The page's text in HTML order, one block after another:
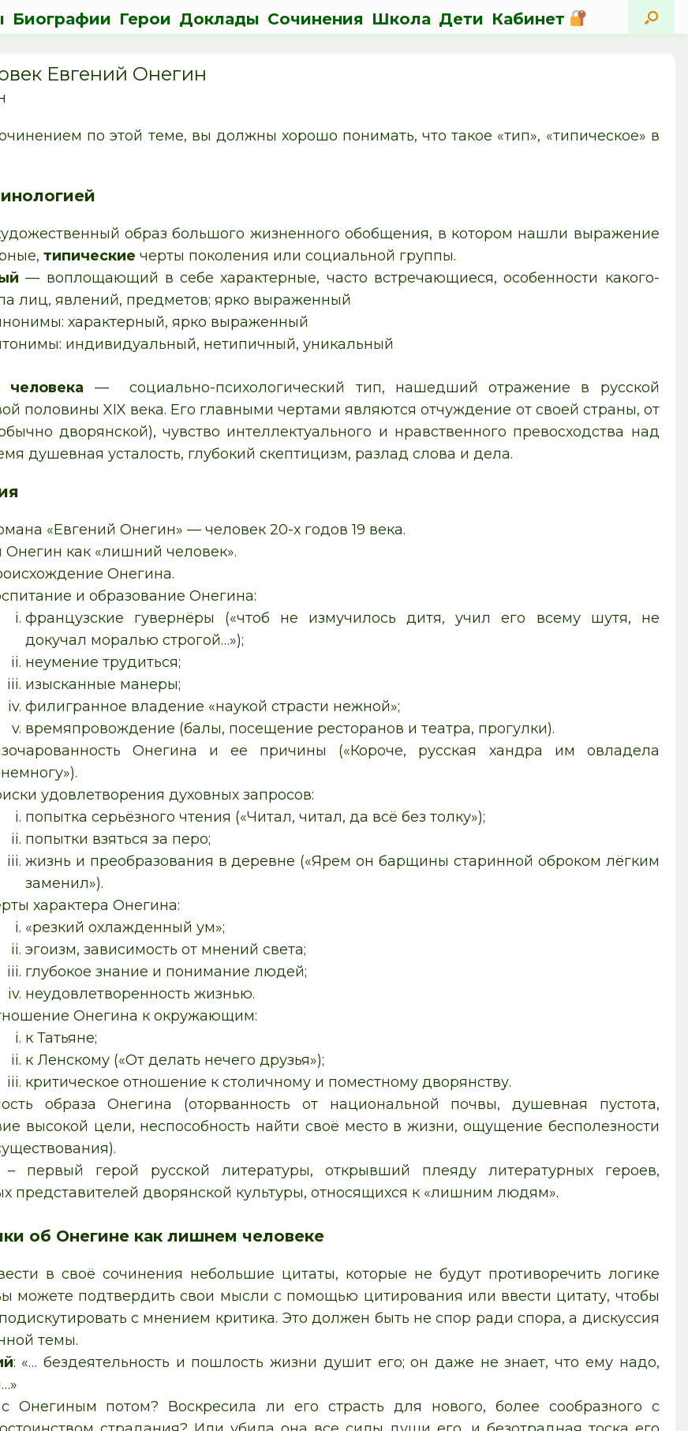
Биографии Герои Доклады Сочинения Школа Дети Кабинет
Евгений Онегин
по этой теме, вы должны хорошо понимать, что такое «тип», «типическое» в
образ большого жизненного обобщения, в котором нашли выражение
типические черты поколения или социальной группы.
— воплощающий в себе характерные, часто встречающиеся, особенности какого-
лиц, явлений, предметов; ярко выраженный
характерный, ярко выраженный
индивидуальный, нетипичный, уникальный
— социально-психологический тип, нашедший отражение в русской
половины XIX века. Его главными чертами являются отчуждение от своей страны, от
дворянской), чувство интеллектуального и нравственного превосходства над
душевная усталость, глубокий скептицизм, разлад слова и дела.
«Евгений Онегин» — человек 20-х годов 19 века.
Онегин как «лишний человек».
Онегина.
и образование Онегина:
французские гувернёры («чтоб не измучилось дитя, учил его всему шутя, не
докучал моралью строгой…»);
неумение трудиться;
изысканные манеры;
филигранное владение «наукой страсти нежной»;
времяпровождение (балы, посещение ресторанов и театра, прогулки).
Онегина и ее причины («Короче, русская хандра им овладела
удовлетворения духовных запросов:
попытка серьёзного чтения («Читал, читал, да всё без толку»);
попытки взяться за перо;
жизнь и преобразования в деревне («Ярем он барщины старинной оброком лёгким
заменил»).
характера Онегина:
«резкий охлажденный ум»;
эгоизм, зависимость от мнений света;
глубокое знание и понимание людей;
неудовлетворенность жизнью.
Онегина к окружающим:
к Татьяне;
к Ленскому («От делать нечего друзья»);
критическое отношение к столичному и поместному дворянству.
образа Онегина (оторванность от национальной почвы, душевная пустота,
высокой цели, неспособность найти своё место в жизни, ощущение бесполезности
первый герой русской литературы, открывший плеяду литературных героев,
представителей дворянской культуры, относящихся к «лишним людям».
об Онегине как лишнем человеке
в своё сочинения небольшие цитаты, которые не будут противоречить логике
можете подтвердить свои мысли с помощью цитирования или ввести цитату, чтобы
с мнением критика. Это должен быть не спор ради спора, а дискуссия
темы.
: «… бездеятельность и пошлость жизни душит его; он даже не знает, что ему надо,
с Онегиным потом? Воскресила ли его страсть для нового, более сообразного с